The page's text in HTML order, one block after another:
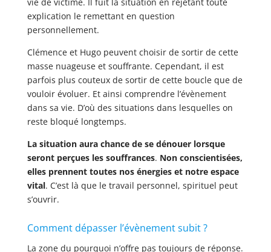
explication le remettant en question
personnellement.
Clémence et Hugo peuvent choisir de sortir de cette
masse nuageuse et souffrante. Cependant, il est
parfois plus couteux de sortir de cette boucle que de
vouloir évoluer. Et ainsi comprendre l’évènement
dans sa vie. D’où des situations dans lesquelles on
reste bloqué longtemps.
La situation aura chance de se dénouer lorsque
seront perçues les souffrances. Non conscientisées,
elles prennent toutes nos énergies et notre espace
vital. C’est là que le travail personnel, spirituel peut
s’ouvrir.
Comment dépasser l’évènement subit ?
La zone du pourquoi n’offre pas toujours de réponse.